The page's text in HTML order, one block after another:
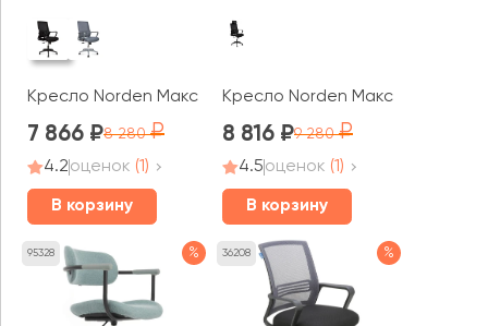
Кресло Norden Макс / Max LB
7 866 8 280
4.2оценок (1)
В корзину
Кресло Norden Макс / Max
8 816 9 280
4.5оценок (1)
В корзину
95328 % 36208 %